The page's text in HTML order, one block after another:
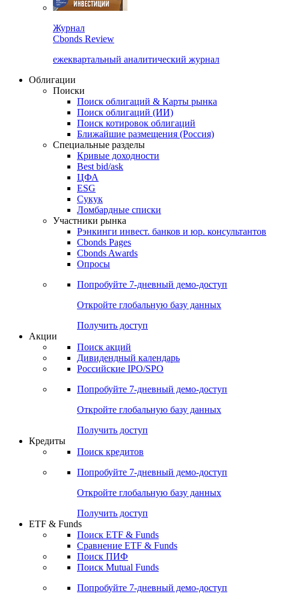
Журнал
Cbonds Review
ежеквартальный аналитический журнал
Облигации
Поиски
Поиск облигаций & Карты рынка
Поиск облигаций (ИИ)
Поиск котировок облигаций
Ближайшие размещения (Россия)
Специальные разделы
Кривые доходности
Best bid/ask
ЦФА
ESG
Сукук
Ломбардные списки
Участники рынка
Рэнкинги инвест. банков и юр. консультантов
Cbonds Pages
Cbonds Awards
Опросы
Попробуйте 7-дневный демо-доступ
Откройте глобальную базу данных
Получить доступ
Акции
Поиск акций
Дивидендный календарь
Российские IPO/SPO
Попробуйте 7-дневный демо-доступ
Откройте глобальную базу данных
Получить доступ
Кредиты
Поиск кредитов
Попробуйте 7-дневный демо-доступ
Откройте глобальную базу данных
Получить доступ
ETF & Funds
Поиск ETF & Funds
Сравнение ETF & Funds
Поиск ПИФ
Поиск Mutual Funds
Попробуйте 7-дневный демо-доступ